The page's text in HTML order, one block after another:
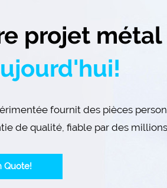
projet métal
fournit des pièces
de qualité, fiable par des
Quote!